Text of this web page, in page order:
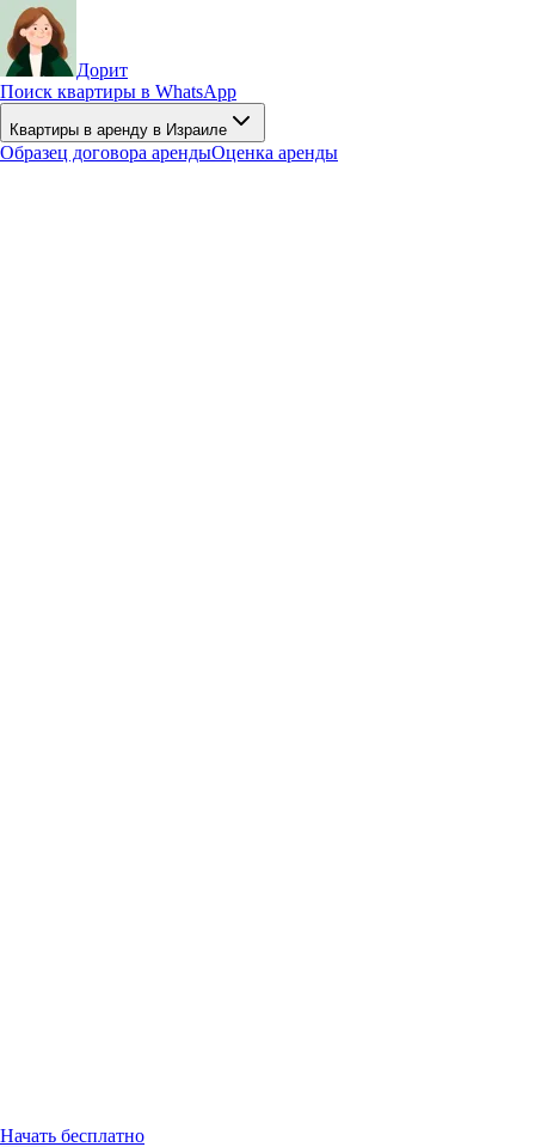
Дорит
Поиск квартиры в WhatsApp
Квартиры в аренду в Израиле
Образец договора арендыОценка аренды
Начать бесплатно